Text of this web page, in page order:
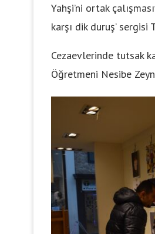
Yahşi’ni ortak
karşı dik duruş’ sergisi
Cezaevlerinde tutsak
Öğretmeni Nesibe